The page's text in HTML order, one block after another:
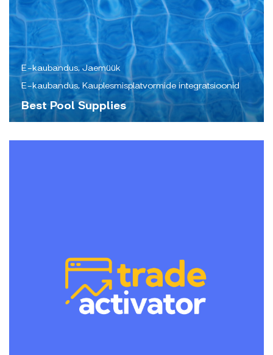
E-kaubandus, Jaemüük
E-kaubandus, Kauplesmisplatvormide integratsioonid
Best Pool Supplies